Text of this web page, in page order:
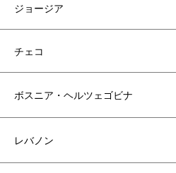
ジョージア
チェコ
ボスニア・ヘルツェゴビナ
レバノン